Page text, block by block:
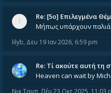
Re: [5ο] Επιλεγμένα
Μήπως υπάρχουν παλιά
lilyb, Δευ 19 Ιαν 2026, 6:59 pm
Re: Tί ακούτε αυτή τη
Heaven can wait by
Νικ Ταμπ Πέμ 23 Οκτ 2025, 11:03